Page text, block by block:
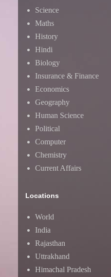
Science
Maths
History
Hindi
Biology
Insurance & Finance
Economics
Geography
Human Science
Political
Computer
Chemistry
Current Affairs
Locations
World
India
Rajasthan
Uttrakhand
Himachal Pradesh